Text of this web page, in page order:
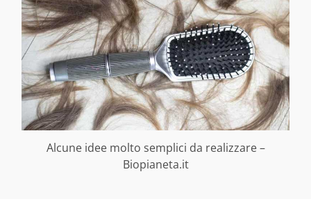
Alcune idee molto semplici da realizzare –
Biopianeta.it